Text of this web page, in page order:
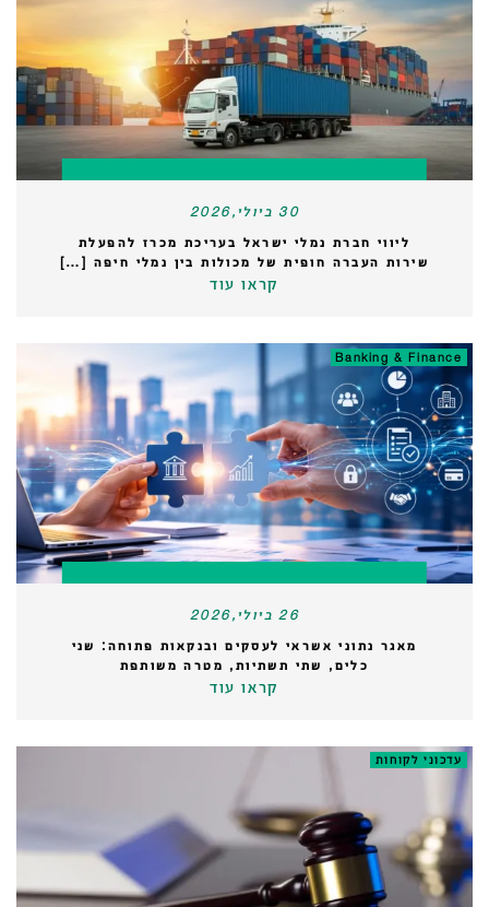
30 ביולי,2026
ליווי חברת נמלי ישראל בעריכת מכרז להפעלת
שירות העברה חופית של מכולות בין נמלי חיפה […]
קראו עוד
Banking & Finance
26 ביולי,2026
מאגר נתוני אשראי לעסקים ובנקאות פתוחה: שני
כלים, שתי תשתיות, מטרה משותפת
קראו עוד
עדכוני לקוחות